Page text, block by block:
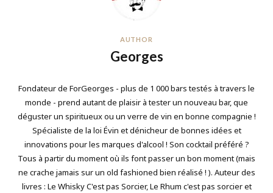
AUTHOR
Georges
Fondateur de ForGeorges - plus de 1 000 bars testés à travers le
monde - prend autant de plaisir à tester un nouveau bar, que
déguster un spiritueux ou un verre de vin en bonne compagnie !
Spécialiste de la loi Évin et dénicheur de bonnes idées et
innovations pour les marques d'alcool ! Son cocktail préféré ?
Tous à partir du moment où ils font passer un bon moment (mais
ne crache jamais sur un old fashioned bien réalisé ! ). Auteur des
livres : Le Whisky C'est pas Sorcier, Le Rhum c'est pas sorcier et